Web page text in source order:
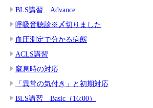
BLS講習 Advance
呼吸音聴診※〆切りました
血圧測定で分かる病態
ACLS講習
窒息時の対応
「異常の気付き」と初期対応
BLS講習 Basic（16:00）